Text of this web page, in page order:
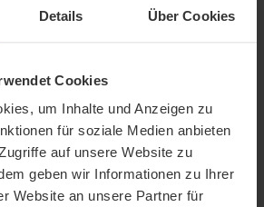
Details Über Cookies
Cookies
um Inhalte und Anzeigen zu
für soziale Medien anbieten
auf unsere Website zu
geben wir Informationen zu Ihrer
Website an unsere Partner für
klettbar, Set
mit dem flachen Rückenkissen.
Kopfstütze, anatomisch
passt sich dem Hinterkopf
an und hilft, den Kopf in der